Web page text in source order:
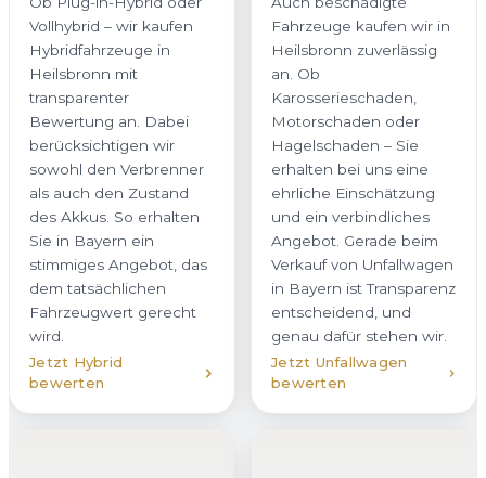
berücksichtigen wir
sowohl den Verbrenner
als auch den Zustand
des Akkus. So erhalten
Sie in Bayern ein
stimmiges Angebot, das
dem tatsächlichen
Fahrzeugwert gerecht
wird.
Jetzt Hybrid
bewerten
Hagelschaden – Sie
erhalten bei uns eine
ehrliche Einschätzung
und ein verbindliches
Angebot. Gerade beim
Verkauf von Unfallwagen
in Bayern ist Transparenz
entscheidend, und
genau dafür stehen wir.
Jetzt Unfallwagen
bewerten